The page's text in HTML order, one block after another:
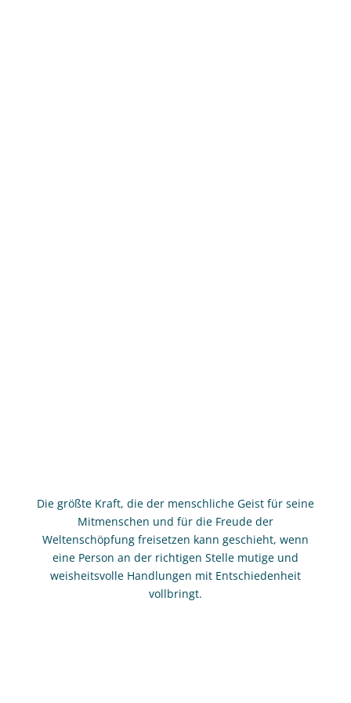
Die größte Kraft, die der menschliche Geist für seine
Mitmenschen und für die Freude der
Weltenschöpfung freisetzen kann geschieht, wenn
eine Person an der richtigen Stelle mutige und
weisheitsvolle Handlungen mit Entschiedenheit
vollbringt.